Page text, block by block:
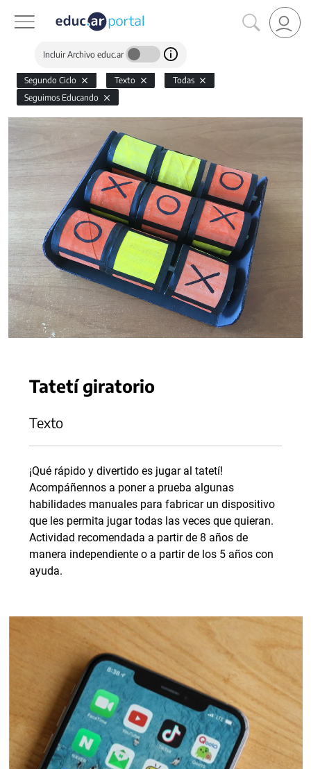
Incluir Archivo educ.ar
Segundo Ciclo Texto
Todas
Seguimos Educando
Tatetí giratorio
Texto
¡Qué rápido y divertido es jugar al tatetí!
Acompáñennos a poner a prueba algunas
habilidades manuales para fabricar un dispositivo
que les permita jugar todas las veces que quieran.
Actividad recomendada a partir de 8 años de
manera independiente o a partir de los 5 años con
ayuda.